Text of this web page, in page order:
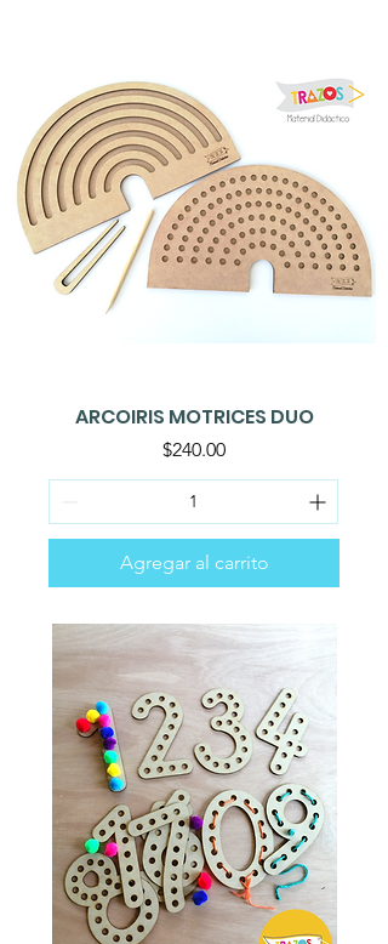
ARCOIRIS MOTRICES DUO
Precio
$240.00
Agregar al carrito